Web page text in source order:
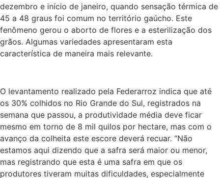
dezembro e início de janeiro, quando sensação térmica de
45 a 48 graus foi comum no território gaúcho. Este
fenômeno gerou o aborto de flores e a esterilização dos
grãos. Algumas variedades apresentaram esta
característica de maneira mais relevante.
O levantamento realizado pela Federarroz indica que até
os 30% colhidos no Rio Grande do Sul, registrados na
semana que passou, a produtividade média deve ficar
mesmo em torno de 8 mil quilos por hectare, mas com o
avanço da colheita este escore deverá recuar. “Não
estamos aqui dizendo que a safra será maior ou menor,
mas registrando que esta é uma safra em que os
produtores tiveram muitas dificuldades, especialmente